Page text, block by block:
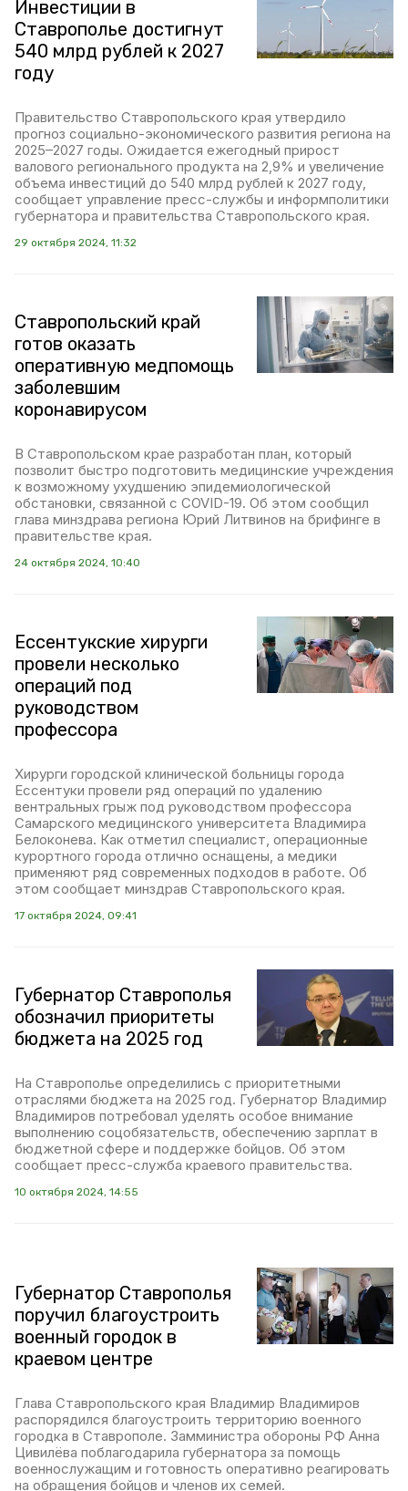
Инвестиции в
Ставрополье достигнут
540 млрд рублей к 2027
году
Правительство Ставропольского края утвердило
прогноз социально-экономического развития региона на
2025–2027 годы. Ожидается ежегодный прирост
валового регионального продукта на 2,9% и увеличение
объема инвестиций до 540 млрд рублей к 2027 году,
сообщает управление пресс-службы и информполитики
губернатора и правительства Ставропольского края.
29 октября 2024, 11:32
Ставропольский край
готов оказать
оперативную медпомощь
заболевшим
коронавирусом
В Ставропольском крае разработан план, который
позволит быстро подготовить медицинские учреждения
к возможному ухудшению эпидемиологической
обстановки, связанной с COVID-19. Об этом сообщил
глава минздрава региона Юрий Литвинов на брифинге в
правительстве края.
24 октября 2024, 10:40
Ессентукские хирурги
провели несколько
операций под
руководством
профессора
Хирурги городской клинической больницы города
Ессентуки провели ряд операций по удалению
вентральных грыж под руководством профессора
Самарского медицинского университета Владимира
Белоконева. Как отметил специалист, операционные
курортного города отлично оснащены, а медики
применяют ряд современных подходов в работе. Об
этом сообщает минздрав Ставропольского края.
17 октября 2024, 09:41
Губернатор Ставрополья
обозначил приоритеты
бюджета на 2025 год
На Ставрополье определились с приоритетными
отраслями бюджета на 2025 год. Губернатор Владимир
Владимиров потребовал уделять особое внимание
выполнению соцобязательств, обеспечению зарплат в
бюджетной сфере и поддержке бойцов. Об этом
сообщает пресс-служба краевого правительства.
10 октября 2024, 14:55
Губернатор Ставрополья
поручил благоустроить
военный городок в
краевом центре
Глава Ставропольского края Владимир Владимиров
распорядился благоустроить территорию военного
городка в Ставрополе. Замминистра обороны РФ Анна
Цивилёва поблагодарила губернатора за помощь
военнослужащим и готовность оперативно реагировать
на обращения бойцов и членов их семей.